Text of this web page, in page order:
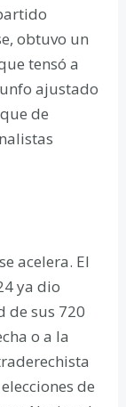
obtuvo un
tensó a
ajustado
de
acelera. El
ya dio
de sus 720
o a la
de